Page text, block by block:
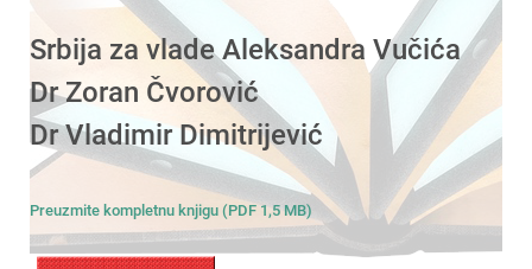
Srbija za vlade Aleksandra Vučića
Dr Zoran Čvorović
Dr Vladimir Dimitrijević
Preuzmite kompletnu knjigu (PDF 1,5 MB)